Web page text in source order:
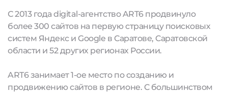
С 2013 года digital-агентство ART6 продвинуло
более 300 сайтов на первую страницу поисковых
систем Яндекс и Google в Саратове, Саратовской
области и 52 других регионах России.
ART6 занимает 1-ое место по созданию и
продвижению сайтов в регионе. С большинством